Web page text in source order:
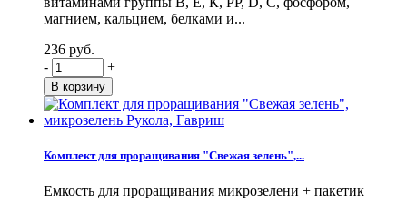
магнием, кальцием, белками и...
236 руб.
-
+
Комплект для проращивания "Свежая зелень",...
Емкость для проращивания микрозелени + пакетик